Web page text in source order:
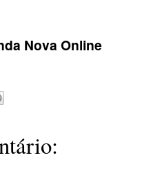
Nova Online